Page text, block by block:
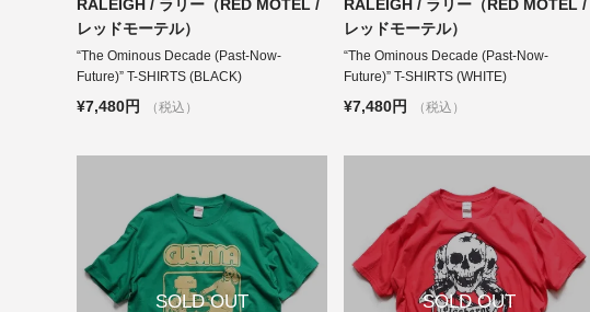
RALEIGH / ラリー（RED MOTEL /
レッドモーテル）
“The Ominous Decade (Past-Now-
Future)” T-SHIRTS (BLACK)
¥7,480円 （税込）
RALEIGH / ラリー（RED MOTEL /
レッドモーテル）
“The Ominous Decade (Past-Now-
Future)” T-SHIRTS (WHITE)
¥7,480円 （税込）
SOLD OUT SOLD OUT